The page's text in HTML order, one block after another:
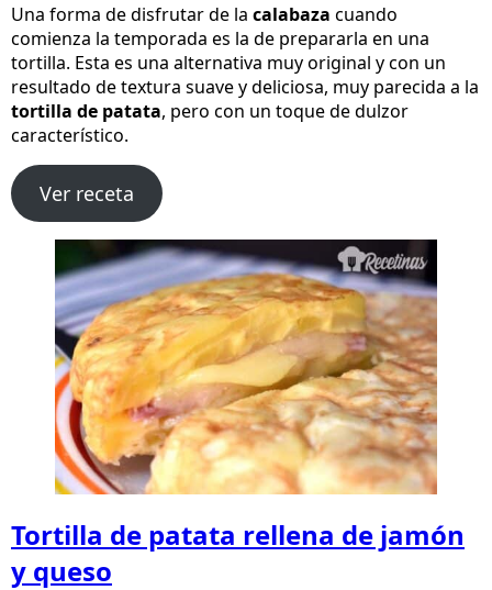
Una forma de disfrutar de la calabaza cuando
comienza la temporada es la de prepararla en una
tortilla. Esta es una alternativa muy original y con un
resultado de textura suave y deliciosa, muy parecida a la
tortilla de patata, pero con un toque de dulzor
característico.
Ver receta
Tortilla de patata rellena de jamón
y queso